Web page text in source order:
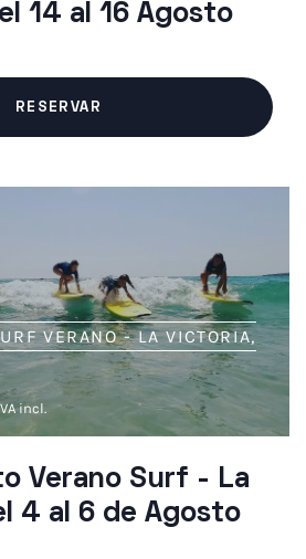
14 al 16 Agosto
RESERVAR
VERANO - LA VICTORIA,
incl.
Verano Surf - La
4 al 6 de Agosto